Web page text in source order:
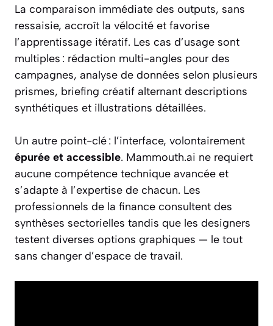
La comparaison immédiate des outputs, sans
ressaisie, accroît la vélocité et favorise
l’apprentissage itératif. Les cas d’usage sont
multiples : rédaction multi-angles pour des
campagnes, analyse de données selon plusieurs
prismes, briefing créatif alternant descriptions
synthétiques et illustrations détaillées.
Un autre point-clé : l’interface, volontairement
épurée et accessible. Mammouth.ai ne requiert
aucune compétence technique avancée et
s’adapte à l’expertise de chacun. Les
professionnels de la finance consultent des
synthèses sectorielles tandis que les designers
testent diverses options graphiques — le tout
sans changer d’espace de travail.